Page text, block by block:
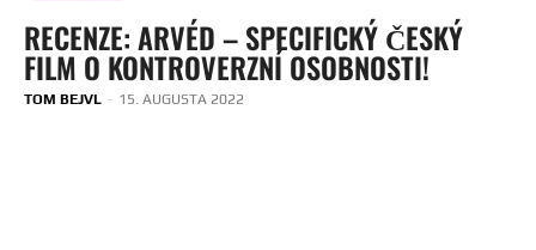
RECENZE: ARVÉD – SPECIFICKÝ ČESKÝ
FILM O KONTROVERZNÍ OSOBNOSTI!
TOM BEJVL - 15. AUGUSTA 2022